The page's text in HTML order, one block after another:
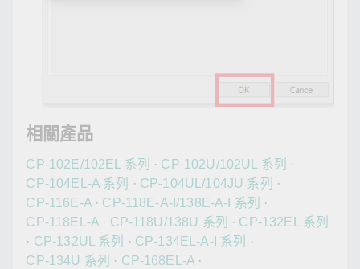
相關產品
CP-102E/102EL 系列 · CP-102U/102UL 系列
·
CP-104EL-A 系列
· CP-104UL/104JU 系列
·
CP-116E-A· CP-118E-A-I/138E-A-I 系列
·
CP-118EL-A · CP-118U/138U 系列 · CP-132EL 系列
· CP-132UL 系列 · CP-134EL-A-I 系列
·
CP-134U 系列
· CP-168EL-A ·